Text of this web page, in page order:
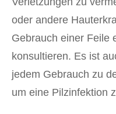
oder andere
Gebrauch einer Feile
konsultieren. Es ist
jedem Gebrauch zu
um eine Pilzinfektion